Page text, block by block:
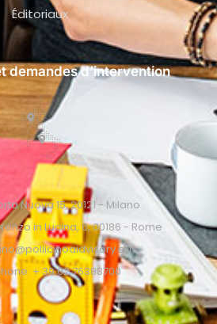
Éditoriaux
demandes d’intervention
Nuova 15, 20121 - Milano
in Lucina, 6, 00186 - Rome
+ 39 02 76388700